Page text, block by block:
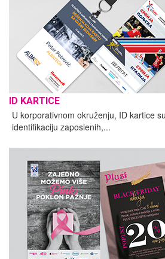
ID KARTICE
U korporativnom okruženju, ID kartice
identifikaciju zaposlenih,...